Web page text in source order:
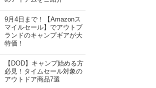
9月4日まで！【Amazonス
マイルセール】でアウトブ
ランドのキャンプギアが大
特価！
【DOD】キャンプ始める方
必見！タイムセール対象の
アウトドア商品7選